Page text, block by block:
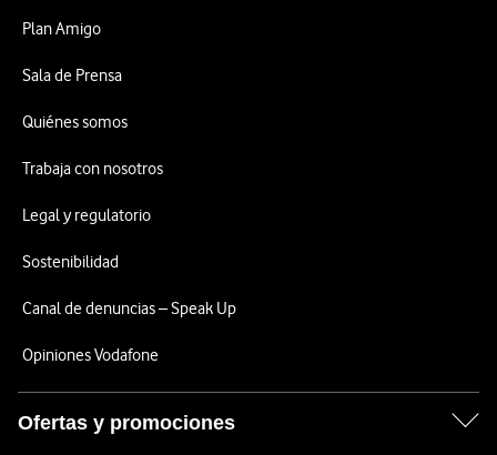
Plan Amigo
Sala de Prensa
Quiénes somos
Trabaja con nosotros
Legal y regulatorio
Sostenibilidad
Canal de denuncias – Speak Up
Opiniones Vodafone
Ofertas y promociones